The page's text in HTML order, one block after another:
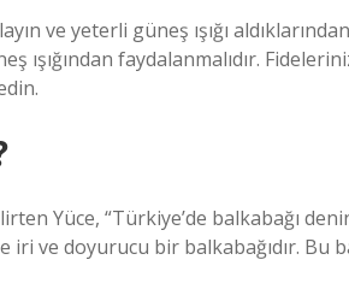
ve yeterli güneş ışığı
ışığından faydalanmalıdır.
Yüce, “Türkiye’de balkabağı
iri ve doyurucu bir balkabağıdır. Bu